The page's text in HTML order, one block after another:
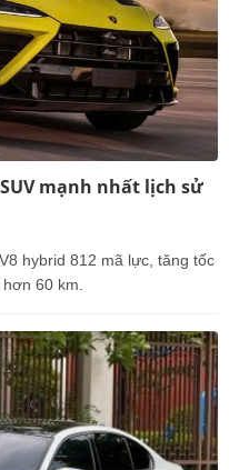
mạnh nhất lịch sử
hybrid 812 mã lực, tăng tốc
60 km.